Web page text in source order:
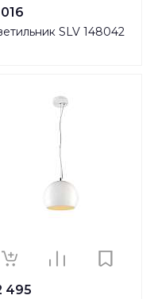
SLV 148042
495